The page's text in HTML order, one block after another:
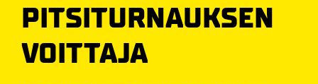
PITSITURNAUKSEN
VOITTAJA